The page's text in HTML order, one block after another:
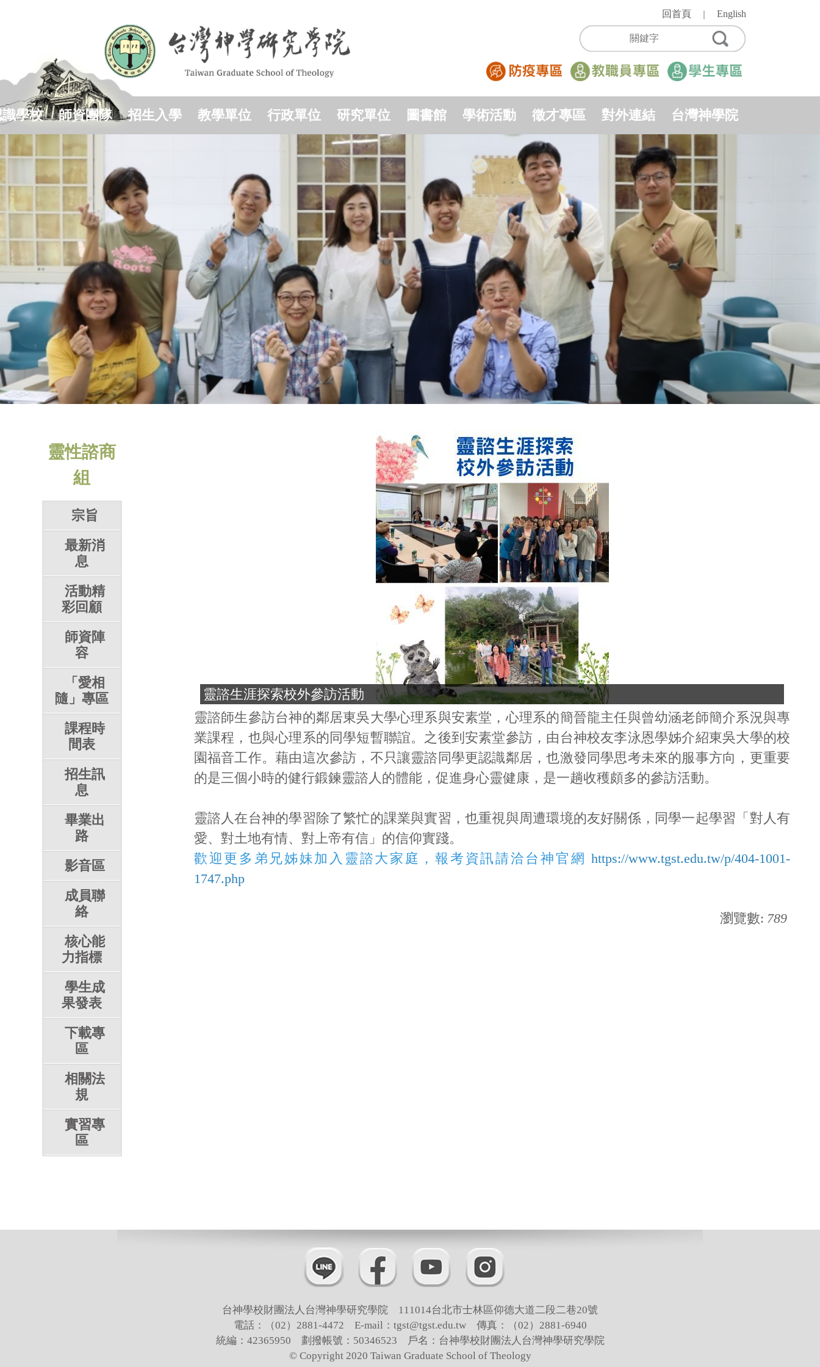
區
回首頁 ｜English
學校 師資團隊 招生入學 教學單位 行政單位 研究單位 圖書館 學術活動 徵才專區 對外連結 台灣神學院
靈性諮商
組
宗旨
最新消
息
活動精
彩回顧
師資陣
容
「愛相
隨」專區
課程時
間表
招生訊
息
畢業出
路
影音區
成員聯
絡
核心能
力指標
學生成
果發表
下載專
區
相關法
規
實習專
區
靈諮生涯探索校外參訪活動
靈諮師生參訪台神的鄰居東吳大學心理系與安素堂，心理系的簡晉龍主任與曾幼涵老師簡介系況與專
業課程，也與心理系的同學短暫聯誼。之後到安素堂參訪，由台神校友李泳恩學姊介紹東吳大學的校
園福音工作。藉由這次參訪，不只讓靈諮同學更認識鄰居，也激發同學思考未來的服事方向，更重要
的是三個小時的健行鍛鍊靈諮人的體能，促進身心靈健康，是一趟收穫頗多的參訪活動。
靈諮人在台神的學習除了繁忙的課業與實習，也重視與周遭環境的友好關係，同學一起學習「對人有
愛、對土地有情、對上帝有信」的信仰實踐。
歡迎更多弟兄姊妹加入靈諮大家庭，報考資訊請洽台神官網 https://www.tgst.edu.tw/p/404-1001-
1747.php
瀏覽數: 789
台神學校財團法人台灣神學研究學院 111014台北市士林區仰德大道二段二巷20號
電話：（02）2881-4472 E-mail：tgst@tgst.edu.tw 傳真：（02）2881-6940
統編：42365950 劃撥帳號：50346523 戶名：台神學校財團法人台灣神學研究學院
© Copyright 2020 Taiwan Graduate School of Theology